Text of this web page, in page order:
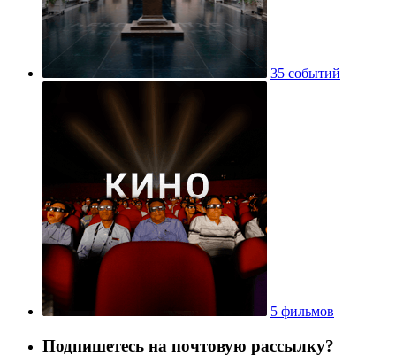
35 событий
5 фильмов
Подпишетесь на почтовую рассылку?